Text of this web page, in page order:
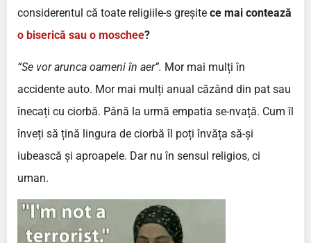
considerentul că toate religiile-s greșite ce mai contează
o biserică sau o moschee?
“Se vor arunca oameni în aer”. Mor mai mulți în
accidente auto. Mor mai mulți anual căzând din pat sau
înecați cu ciorbă. Până la urmă empatia se-nvață. Cum îl
înveți să țină lingura de ciorbă îl poți învăța să-și
iubească și aproapele. Dar nu în sensul religios, ci
uman.